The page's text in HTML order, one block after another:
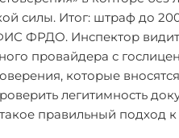
силы. Итог: штраф до
ФРДО. Инспектор
провайдера с
которые
легитимность
правильный подход